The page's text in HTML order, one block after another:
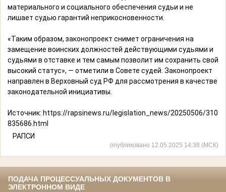
материального и социального обеспечения судьи и не
лишает судью гарантий неприкосновенности.
«Таким образом, законопроект снимет ограничения на
замещение воинских должностей действующими судьями и
судьями в отставке и тем самым позволит им сохранить свой
высокий статус», — отметили в Совете судей. Законопроект
направлен в Верховный суд РФ для рассмотрения в качестве
законодательной инициативы.
Источник: https://rapsinews.ru/legislation_news/20250506/310
835686.html
РАПСИ
опубликовано 12.05.2025 14:38 (МСК)
ПОДАЧА ПРОЦЕССУАЛЬНЫХ ДОКУМЕНТОВ В
ЭЛЕКТРОННОМ ВИДЕ